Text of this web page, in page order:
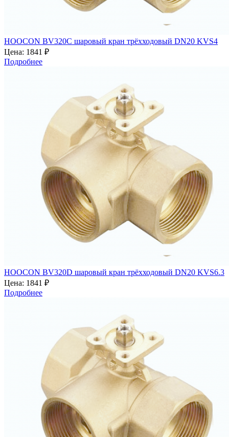
HOOCON BV320C шаровый кран трёхходовый DN20 KVS4
Цена: 1841 ₽
Подробнее
HOOCON BV320D шаровый кран трёхходовый DN20 KVS6.3
Цена: 1841 ₽
Подробнее